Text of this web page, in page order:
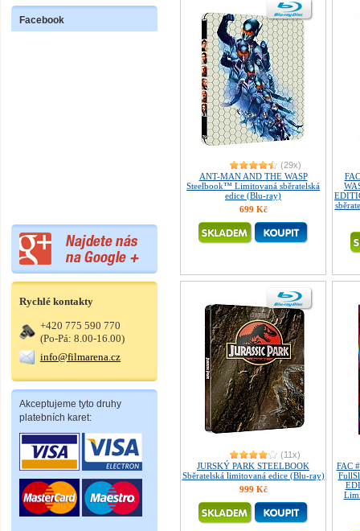
Facebook
Rychlé kontakty
+420 775 590 770
(Po-Pá: 8.00-16.00)
info@filmarena.cz
Akceptujeme tyto druhy
platebních karet:
(29x)
ANT-MAN AND THE WASP
Steelbook™ Limitovaná sběratelská
edice (Blu-ray)
699 Kč
(11x)
JURSKÝ PARK STEELBOOK
Sběratelská limitovaná edice (Blu-ray)
999 Kč
FAC